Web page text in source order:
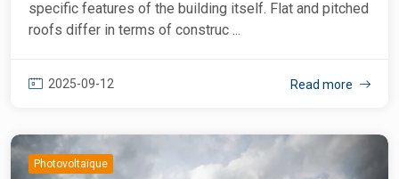
specific features of the building itself. Flat and pitched
roofs differ in terms of construc ...
2025-09-12 Read more
Photovoltaïque